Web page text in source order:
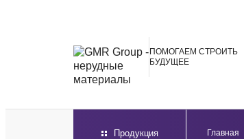
ПОМОГАЕМ СТРОИТЬ
БУДУЩЕЕ
Продукция Главная